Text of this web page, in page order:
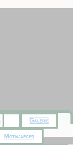
Galerie
Motivjaeger